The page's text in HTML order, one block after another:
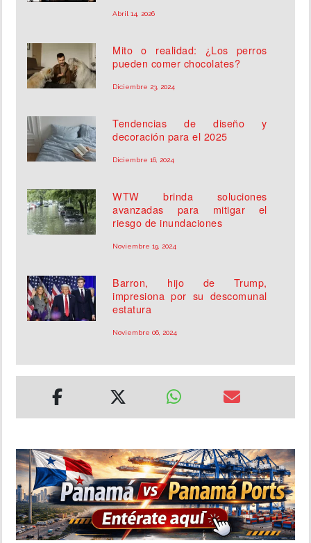
Abril 14, 2026
Mito o realidad: ¿Los perros
pueden comer chocolates?
Diciembre 23, 2024
Tendencias de diseño y
decoración para el 2025
Diciembre 16, 2024
WTW brinda soluciones
avanzadas para mitigar el
riesgo de inundaciones
Noviembre 19, 2024
Barron, hijo de Trump,
impresiona por su descomunal
estatura
Noviembre 06, 2024